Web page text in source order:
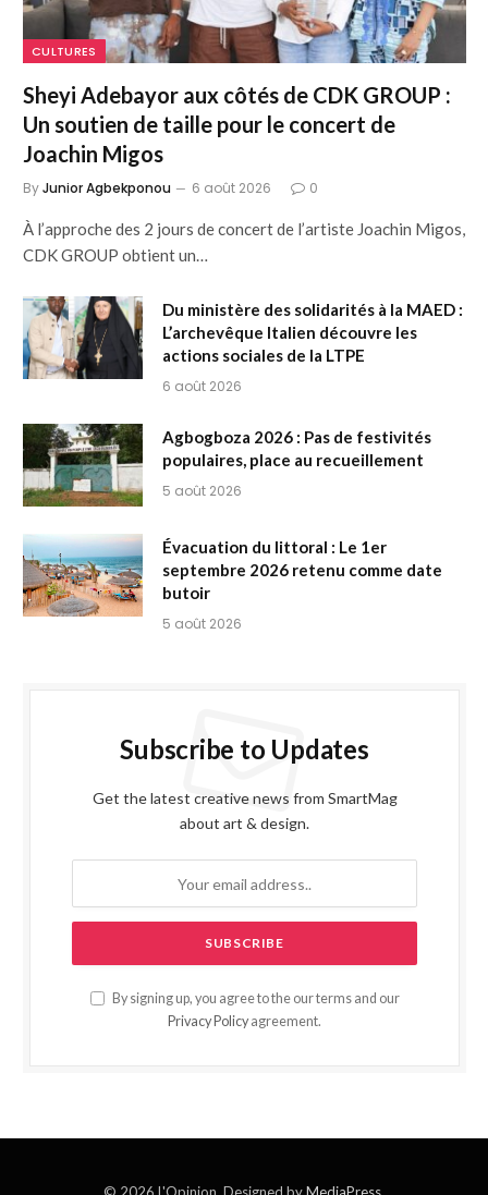
CULTURES
Sheyi Adebayor aux côtés de CDK GROUP :
Un soutien de taille pour le concert de
Joachin Migos
ByJunior Agbekponou 6 août 2026 0
À l’approche des 2 jours de concert de l’artiste Joachin Migos,
CDK GROUP obtient un…
Du ministère des solidarités à la MAED :
L’archevêque Italien découvre les
actions sociales de la LTPE
6 août 2026
Agbogboza 2026 : Pas de festivités
populaires, place au recueillement
5 août 2026
Évacuation du littoral : Le 1er
septembre 2026 retenu comme date
butoir
5 août 2026
Subscribe to Updates
Get the latest creative news from SmartMag
about art & design.
By signing up, you agree to the our terms and our
Privacy Policy agreement.